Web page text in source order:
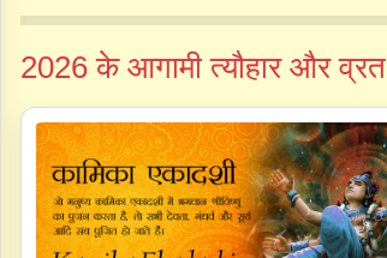
2026 के आगामी त्यौहार और व्रत